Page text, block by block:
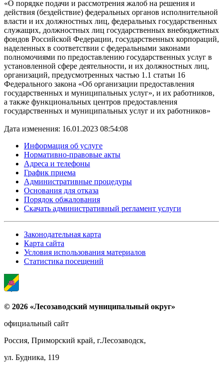
«О порядке подачи и рассмотрения жалоб на решения и
действия (бездействие) федеральных органов исполнительной
власти и их должностных лиц, федеральных государственных
служащих, должностных лиц государственных внебюджетных
фондов Российской Федерации, государственных корпораций,
наделенных в соответствии с федеральными законами
полномочиями по предоставлению государственных услуг в
установленной сфере деятельности, и их должностных лиц,
организаций, предусмотренных частью 1.1 статьи 16
Федерального закона «Об организации предоставления
государственных и муниципальных услуг», и их работников,
а также функциональных центров предоставления
государственных и муниципальных услуг и их работников»
Дата изменения: 16.01.2023 08:54:08
Информация об услуге
Нормативно-правовые акты
Адреса и телефоны
График приема
Административные процедуры
Основания для отказа
Порядок обжалования
Скачать административный регламент услуги
Законодательная карта
Карта сайта
Условия использования материалов
Статистика посещений
© 2026 «Лесозаводский муниципальный округ»
официальный сайт
Россия, Приморский край, г.Лесозаводск,
ул. Будника, 119